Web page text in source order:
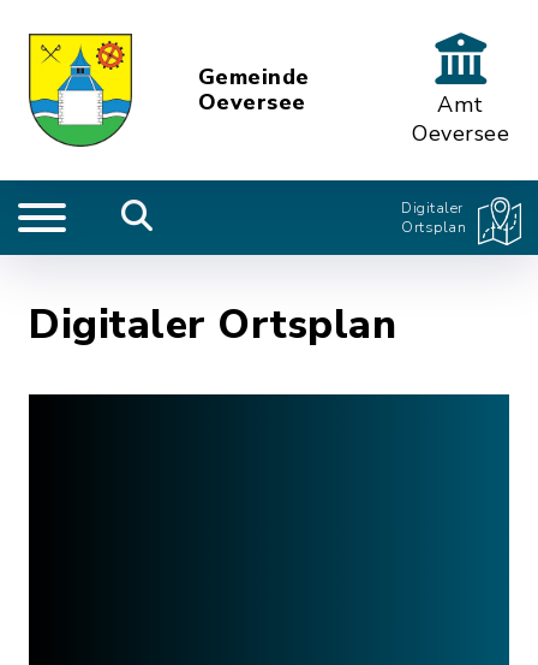
Gemeinde
Oeversee
Amt
Oeversee
Digitaler
Ortsplan
Digitaler Ortsplan